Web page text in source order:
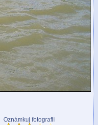
Oznámkuj fotografii